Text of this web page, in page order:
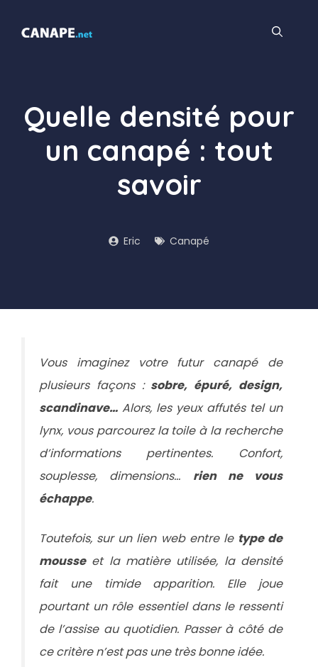
contenu
Quelle densité pour
un canapé : tout
savoir
Eric Canapé
Vous imaginez votre futur canapé de
plusieurs façons : sobre, épuré, design,
scandinave… Alors, les yeux affutés tel un
lynx, vous parcourez la toile à la recherche
d’informations pertinentes. Confort,
souplesse, dimensions… rien ne vous
échappe.
Toutefois, sur un lien web entre le type de
mousseet la matière utilisée, la densité
fait une timide apparition. Elle joue
pourtant un rôle essentiel dans le ressenti
de l’assise au quotidien. Passer à côté de
ce critère n’est pas une très bonne idée.